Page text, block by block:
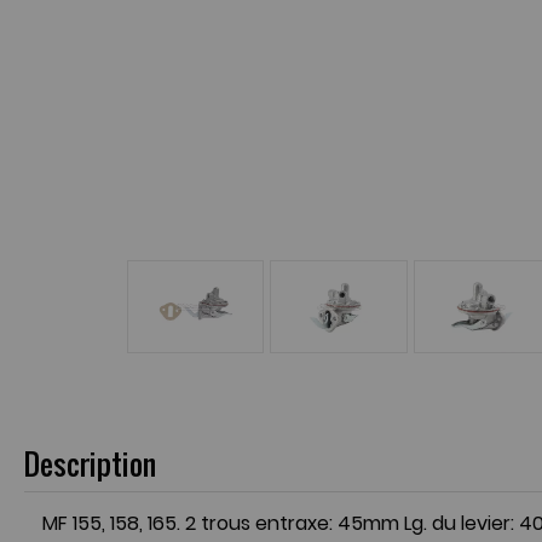
Description
MF 155, 158, 165. 2 trous entraxe: 45mm Lg. du levier: